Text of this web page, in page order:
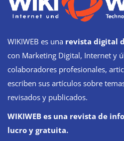
WIKIWEB es una revista digital
con Marketing Digital, Internet y
colaboradores profesionales,
escriben sus artículos sobre
revisados y publicados.
WIKIWEB es una revista de
lucro y gratuita.